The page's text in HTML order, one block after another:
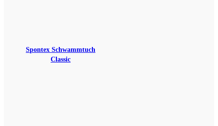
Spontex Schwammtuch
Classic